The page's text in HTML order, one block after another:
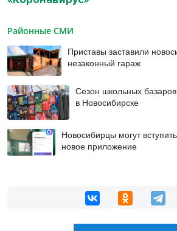
Районные СМИ
Приставы заставили
незаконный гараж
Сезон школьных
в Новосибирске
Новосибирцы могут
новое приложение